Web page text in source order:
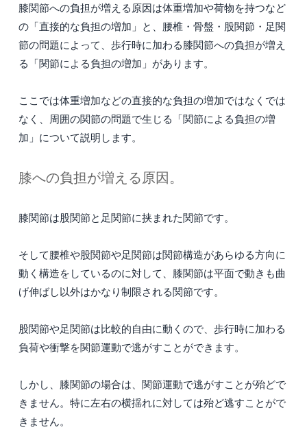
膝関節への負担が増える原因は体重増加や荷物を持つなど
の「直接的な負担の増加」と、腰椎・骨盤・股関節・足関
節の問題によって、歩行時に加わる膝関節への負担が増え
る「関節による負担の増加」があります。
ここでは体重増加などの直接的な負担の増加ではなくでは
なく、周囲の関節の問題で生じる「関節による負担の増
加」について説明します。
膝への負担が増える原因。
膝関節は股関節と足関節に挟まれた関節です。
そして腰椎や股関節や足関節は関節構造があらゆる方向に
動く構造をしているのに対して、膝関節は平面で動きも曲
げ伸ばし以外はかなり制限される関節です。
股関節や足関節は比較的自由に動くので、歩行時に加わる
負荷や衝撃を関節運動で逃がすことができます。
しかし、膝関節の場合は、関節運動で逃がすことが殆どで
きません。特に左右の横揺れに対しては殆ど逃すことがで
きません。